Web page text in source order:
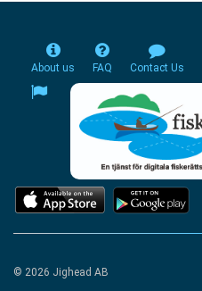
About us FAQ Contact Us
© 2026 Jighead AB